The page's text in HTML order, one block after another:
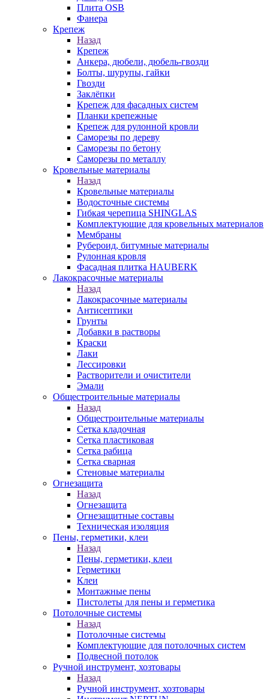
Плита OSB
Фанера
Крепеж
Назад
Крепеж
Анкера, дюбели, дюбель-гвозди
Болты, шурупы, гайки
Гвозди
Заклёпки
Крепеж для фасадных систем
Планки крепежные
Крепеж для рулонной кровли
Саморезы по дереву
Саморезы по бетону
Саморезы по металлу
Кровельные материалы
Назад
Кровельные материалы
Водосточные системы
Гибкая черепица SHINGLAS
Комплектующие для кровельных материалов
Мембраны
Рубероид, битумные материалы
Рулонная кровля
Фасадная плитка HAUBERK
Лакокрасочные материалы
Назад
Лакокрасочные материалы
Антисептики
Грунты
Добавки в растворы
Краски
Лаки
Лессировки
Растворители и очистители
Эмали
Общестроительные материалы
Назад
Общестроительные материалы
Сетка кладочная
Сетка пластиковая
Сетка рабица
Сетка сварная
Стеновые материалы
Огнезащита
Назад
Огнезащита
Огнезащитные составы
Техническая изоляция
Пены, герметики, клеи
Назад
Пены, герметики, клеи
Герметики
Клеи
Монтажные пены
Пистолеты для пены и герметика
Потолочные системы
Назад
Потолочные системы
Комплектующие для потолочных систем
Подвесной потолок
Ручной инструмент, хозтовары
Назад
Ручной инструмент, хозтовары